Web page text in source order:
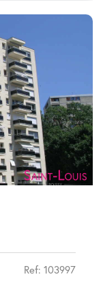
Ref: 103997